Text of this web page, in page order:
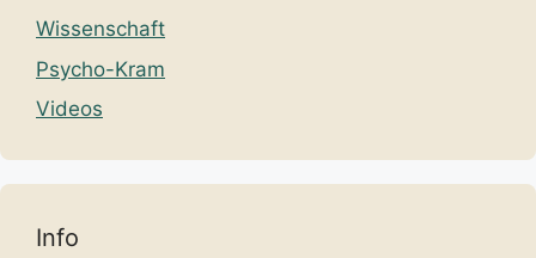
Wissenschaft
Psycho-Kram
Videos
Info